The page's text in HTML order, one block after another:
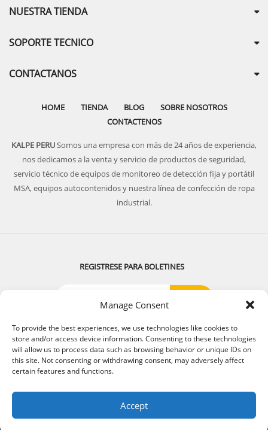
Manage Consent
To provide the best experiences, we use technologies like cookies to
store and/or access device information. Consenting to these technologies
will allow us to process data such as browsing behavior or unique IDs on
this site. Not consenting or withdrawing consent, may adversely affect
certain features and functions.
Accept
NUESTRA TIENDA
SOPORTE TECNICO
CONTACTANOS
HOME TIENDA BLOG
SOBRE NOSOTROS
CONTACTENOS
KALPE PERUSomos una empresa con más de 24 años de experiencia,
nos dedicamos a la venta y servicio de productos de seguridad,
servicio técnico de equipos de monitoreo de detección fija y portátil
MSA, equipos autocontenidos y nuestra línea de confección de ropa
industrial.
REGISTRESE PARA BOLETINES
SIGUENOS:
© 2018 . Todos los derechos reservados. Diseñado porKalpeperu.com
.